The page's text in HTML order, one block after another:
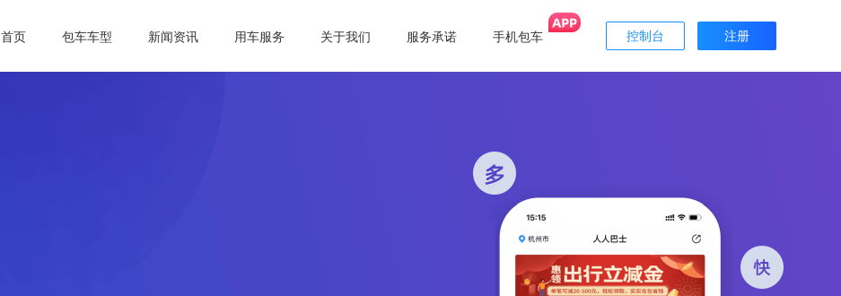
首页 包车车型 新闻资讯 用车服务 关于我们 服务承诺 手机包车 控制台 注册